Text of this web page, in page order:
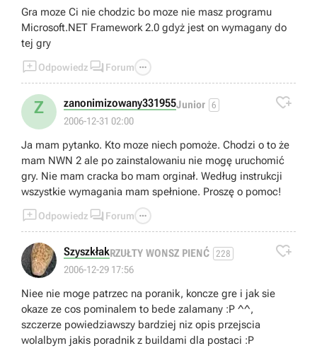
Gra moze Ci nie chodzic bo moze nie masz programu
Microsoft.NET Framework 2.0 gdyż jest on wymagany do
tej gry
Odpowiedz  Forum 
Z zanonimizowany331955Junior 6
2006-12-31 02:00

Ja mam pytanko. Kto moze niech pomoże. Chodzi o to że
mam NWN 2 ale po zainstalowaniu nie mogę uruchomić
gry. Nie mam cracka bo mam orginał. Według instrukcji
wszystkie wymagania mam spełnione. Proszę o pomoc!
Odpowiedz  Forum 
SzyszkłakRZUŁTY WONSZ PIENĆ 228
2006-12-29 17:56

Niee nie moge patrzec na poranik, koncze gre i jak sie
okaze ze cos pominalem to bede zalamany :P ^^,
szczerze powiedziawszy bardziej niz opis przejscia
wolalbym jakis poradnik z buildami dla postaci :P